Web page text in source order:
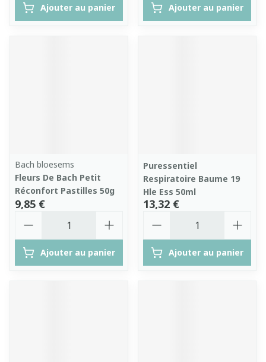
Ajouter au panier Ajouter au panier
Bach bloesems
Fleurs De Bach Petit
Réconfort Pastilles 50g
9,85 €
Ajouter au panier
Puressentiel
Respiratoire Baume 19
Hle Ess 50ml
13,32 €
Ajouter au panier